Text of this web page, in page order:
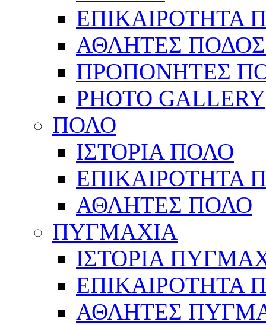
ΕΠΙΚΑΙΡΟΤΗΤΑ
ΑΘΛΗΤΕΣ
ΠΡΟΠΟΝΗΤΕΣ
PHOTO GALLERY
ΠΟΛΟ
ΙΣΤΟΡΙΑ ΠΟΛΟ
ΕΠΙΚΑΙΡΟΤΗΤΑ
ΑΘΛΗΤΕΣ ΠΟΛΟ
ΠΥΓΜΑΧΙΑ
ΙΣΤΟΡΙΑ
ΕΠΙΚΑΙΡΟΤΗΤΑ
ΑΘΛΗΤΕΣ